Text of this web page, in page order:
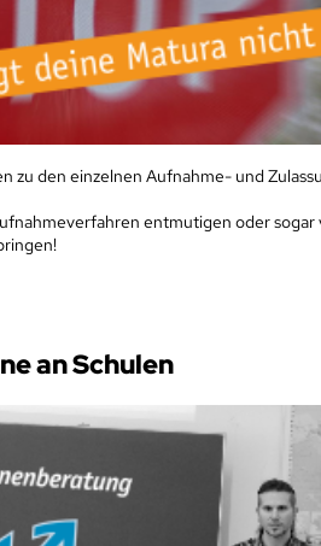
zu den einzelnen Aufnahme- und
entmutigen oder sogar
an Schulen